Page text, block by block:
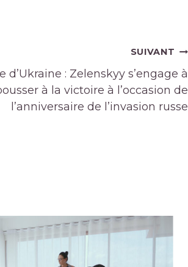
SUIVANT
d’Ukraine : Zelenskyy s’engage à
à la victoire à l’occasion de
l’anniversaire de l’invasion russe